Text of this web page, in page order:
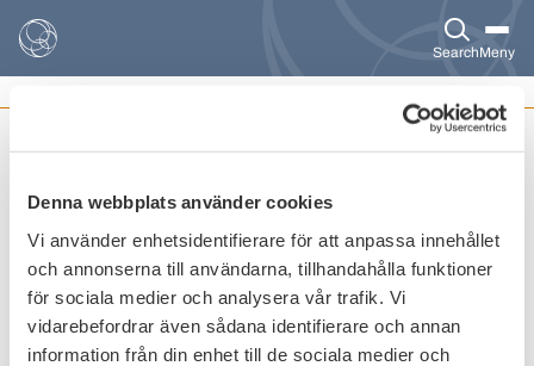
Denna webbplats använder cookies
Vi använder enhetsidentifierare för att anpassa innehållet
och annonserna till användarna, tillhandahålla funktioner
för sociala medier och analysera vår trafik. Vi
vidarebefordrar även sådana identifierare och annan
information från din enhet till de sociala medier och
SearchMeny
Finance Sweden annually publishes detailed
statistics on the Swedish banking and financial
market.